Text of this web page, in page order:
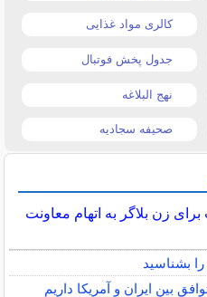
کالری مواد غذایی
جدول پخش فوتبال
نهج البلاغه
صحیفه سجادیه
زن بلاگر به اتهام معاونت
بشناسید
بین ایران و آمریکا داریم